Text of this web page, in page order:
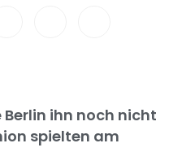
ihn noch nicht
spielten am